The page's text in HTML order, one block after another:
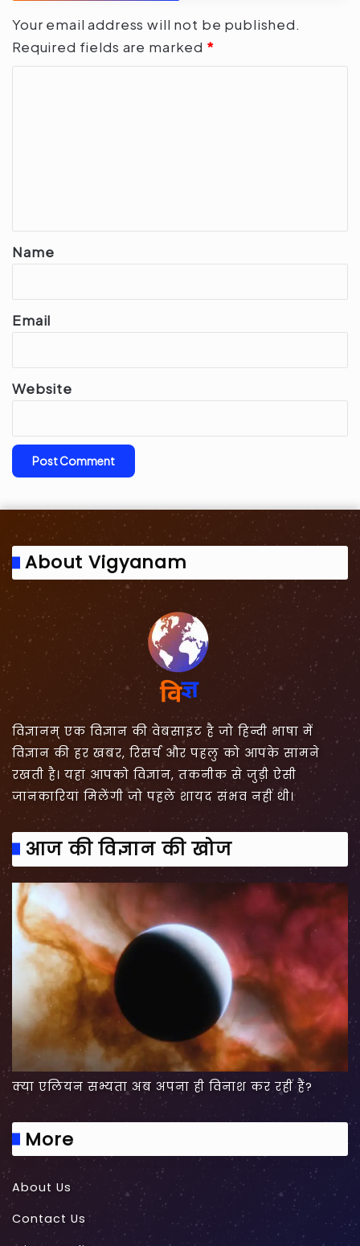
Your email address will not be published.
Required fields are marked *
*
Name
Email
Website
About Vigyanam
विज्ञानम् एक विज्ञान की वेबसाइट है जो हिन्दी भाषा में
विज्ञान की हर खबर, रिसर्च और पहलु को आपके सामने
रखती है। यहां आपको विज्ञान, तकनीक से जुड़ी ऐसी
जानकारियां मिलेंगी जो पहले शायद संभव नहीं थी।
आज की विज्ञान की खोज
क्या एलियन सभ्यता अब अपना ही विनाश कर रहीं हैं?
More
About Us
Contact Us